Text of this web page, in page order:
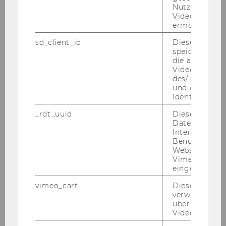
monatliches Entgelt: 948,80 € brutto),
Beschäftigungsausmaß: 20 Std./Woche,
zu besetzen.
eAssistent/inn/en aufgenommen werden, die
ein für die in Betracht kommende Verwendung
vorgesehenes Master-(Diplom-)Studium noch
nicht abgeschlossen haben. Wir weisen darauf
hin, dass der WU-Personalentwicklungsplan
Befristungsdauer von zwei Jahren vorsieht.
Aufgabengebiet:
- Entwicklung und Erprobung einer Didaktik-
Plattform für die Lehrveranstaltungen aus
Nutzung des
Videoplayers
ermöglichen
sd_client_id
Dieses Cookie
speichert
die aktuellen
des/ der
und einen
_rdt_uuid
Dieses
Daten über
Interaktionen
Websites, auf
Vimeo-Video
eingebettet
vimeo_cart
Dieses
verwendet,
überprüfen,
Video